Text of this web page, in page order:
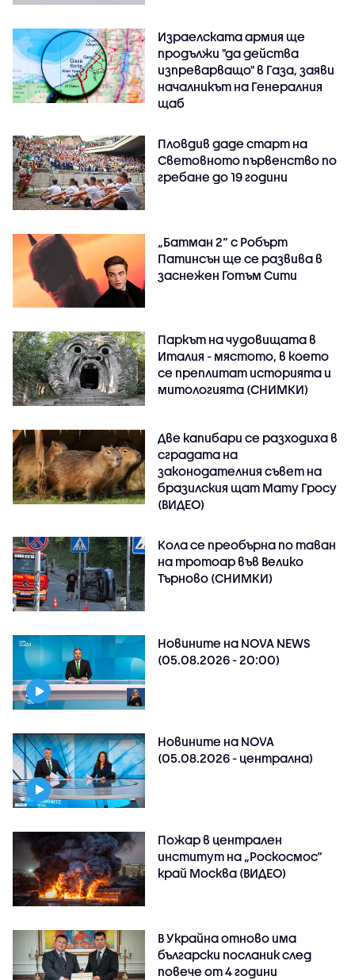
Израелската армия ще
продължи "да действа
изпреварващо" в Газа, заяви
началникът на Генералния
щаб
Пловдив даде старт на
Световното първенство по
гребане до 19 години
„Батман 2“ с Робърт
Патинсън ще се развива в
заснежен Готъм Сити
Паркът на чудовищата в
Италия - мястото, в което
се преплитат историята и
митологията (СНИМКИ)
Две капибари се разходиха в
сградата на
законодателния съвет на
бразилския щат Мату Гросу
(ВИДЕО)
Кола се преобърна по таван
на тротоар във Велико
Търново (СНИМКИ)
Новините на NOVA NEWS
(05.08.2026 - 20:00)
Новините на NOVA
(05.08.2026 - централна)
Пожар в централен
институт на „Роскосмос“
край Москва (ВИДЕО)
В Украйна отново има
български посланик след
повече от 4 години